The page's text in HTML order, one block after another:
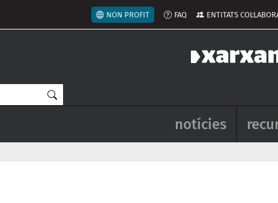
Menú del compte d'usuari
NON PROFIT FAQ ENTITATS
Navegació
notícies